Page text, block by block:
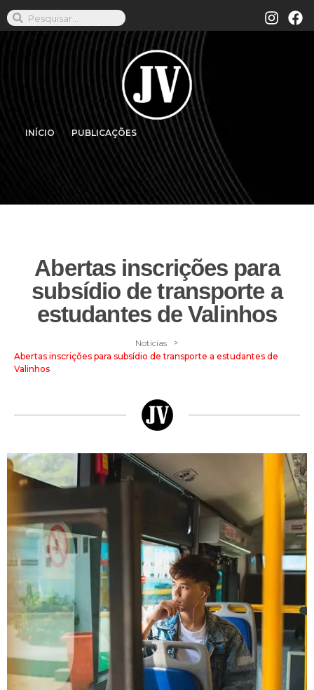
INÍCIO PUBLICAÇÕES
Abertas inscrições para
subsídio de transporte a
estudantes de Valinhos
Notícias >
Abertas inscrições para subsídio de transporte a estudantes de
Valinhos